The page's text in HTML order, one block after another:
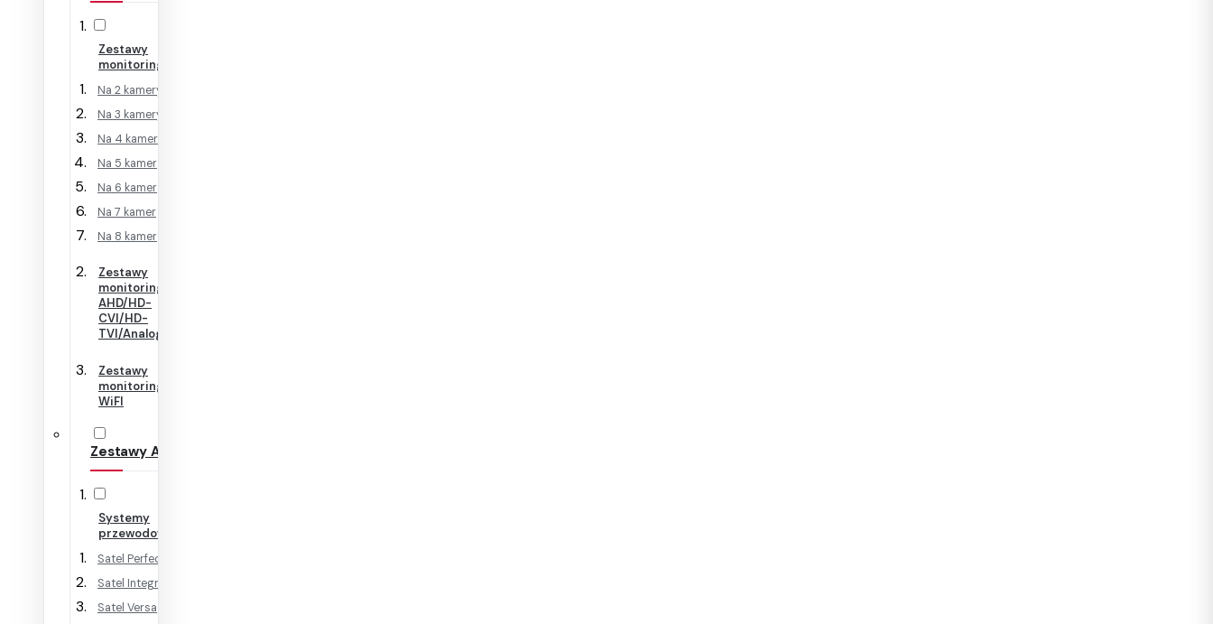
Zestawy
monitoringu IP
Na 2 kamery
Na 3 kamery
Na 4 kamery
Na 5 kamer
Na 6 kamer
Na 7 kamer
Na 8 kamer
Zestawy
monitoringu
AHD/HD-
CVI/HD-
TVI/Analog
Zestawy
monitoringu
WiFI
Zestawy Alarmowe
Systemy
przewodowe
Satel Perfecta
Satel Integra
Satel Versa